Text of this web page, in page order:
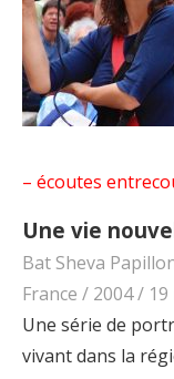
– écoutes
Une vie
Bat Sheva
France / 2004 /
Une série de
vivant dans la